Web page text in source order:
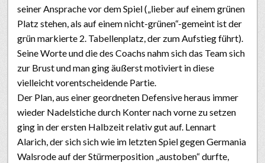
seiner Ansprache vor dem Spiel („lieber auf einem grünen
Platz stehen, als auf einem nicht-grünen“-gemeint ist der
grün markierte 2. Tabellenplatz, der zum Aufstieg führt).
Seine Worte und die des Coachs nahm sich das Team sich
zur Brust und man ging äußerst motiviert in diese
vielleicht vorentscheidende Partie.
Der Plan, aus einer geordneten Defensive heraus immer
wieder Nadelstiche durch Konter nach vorne zu setzen
ging in der ersten Halbzeit relativ gut auf. Lennart
Alarich, der sich sich wie im letzten Spiel gegen Germania
Walsrode auf der Stürmerposition „austoben“ durfte,